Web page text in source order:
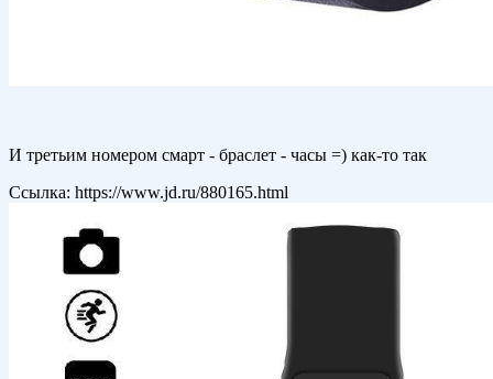
И третьим номером смарт - браслет - часы =) как-то так
Ссылка: https://www.jd.ru/880165.html